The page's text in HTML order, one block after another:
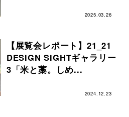
2025.03.26
【展覧会レポート】21_21
DESIGN SIGHTギャラリー
3「米と藁。しめ...
2024.12.23